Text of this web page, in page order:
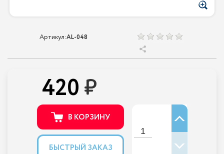
Артикул:AL-048
420
В КОРЗИНУ
БЫСТРЫЙ ЗАКАЗ